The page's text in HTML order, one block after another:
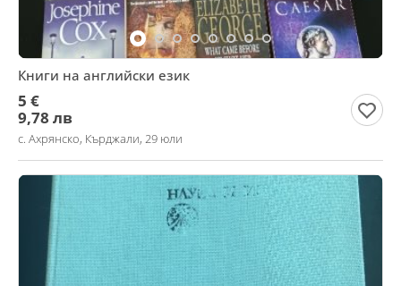
Книги на английски език
5 €
9,78 лв
с. Ахрянско, Кърджали, 29 юли